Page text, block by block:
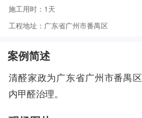
施工用时：1天
工程地址：广东省广州市番禺区
案例简述
清醛家政为广东省广州市番禺
内甲醛治理。